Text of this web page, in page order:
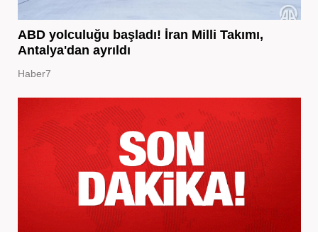
ABD yolculuğu başladı! İran Milli Takımı,
Antalya'dan ayrıldı
Haber7